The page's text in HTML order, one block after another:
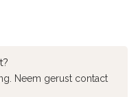
Neem gerust contact